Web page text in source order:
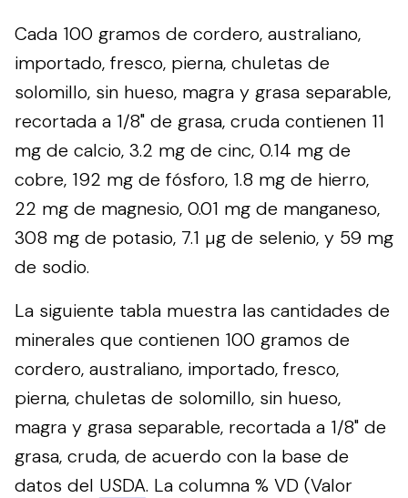
Cada 100 gramos de cordero, australiano,
importado, fresco, pierna, chuletas de
solomillo, sin hueso, magra y grasa separable,
recortada a 1/8" de grasa, cruda contienen 11
mg de calcio, 3.2 mg de cinc, 0.14 mg de
cobre, 192 mg de fósforo, 1.8 mg de hierro,
22 mg de magnesio, 0.01 mg de manganeso,
308 mg de potasio, 7.1 µg de selenio, y 59 mg
de sodio.
La siguiente tabla muestra las cantidades de
minerales que contienen 100 gramos de
cordero, australiano, importado, fresco,
pierna, chuletas de solomillo, sin hueso,
magra y grasa separable, recortada a 1/8" de
grasa, cruda, de acuerdo con la base de
datos del USDA. La columna % VD (Valor